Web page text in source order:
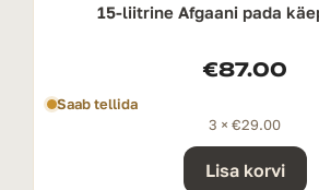
15-liitrine Afgaani pada
€87.00
Saab tellida
3 × €29.00
Lisa korvi